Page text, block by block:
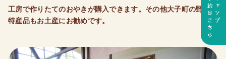
工房で作りたてのおやきが購入できます。その他大子町の野菜や
特産品もお土産にお勧めです。